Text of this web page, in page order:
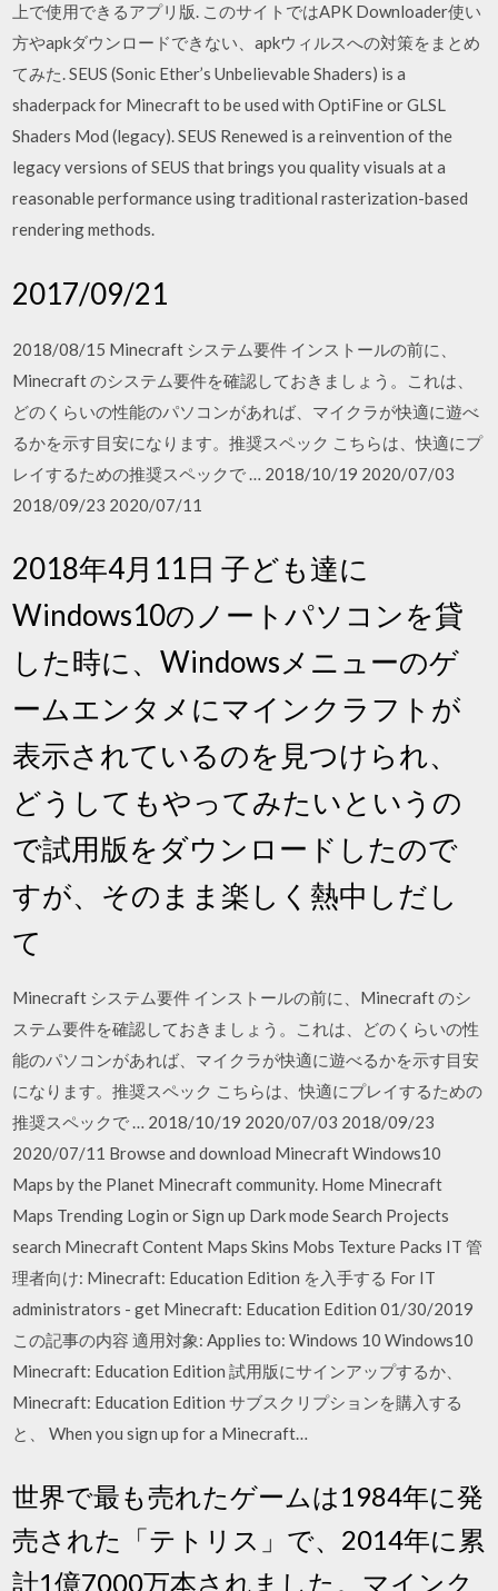
上で使用できるアプリ版. このサイトではAPK Downloader使い
方やapkダウンロードできない、apkウィルスへの対策をまとめ
てみた. SEUS (Sonic Ether’s Unbelievable Shaders) is a
shaderpack for Minecraft to be used with OptiFine or GLSL
Shaders Mod (legacy). SEUS Renewed is a reinvention of the
legacy versions of SEUS that brings you quality visuals at a
reasonable performance using traditional rasterization-based
rendering methods.
2017/09/21
2018/08/15 Minecraft システム要件 インストールの前に、
Minecraft のシステム要件を確認しておきましょう。これは、
どのくらいの性能のパソコンがあれば、マイクラが快適に遊べ
るかを示す目安になります。推奨スペック こちらは、快適にプ
レイするための推奨スペックで … 2018/10/19 2020/07/03
2018/09/23 2020/07/11
2018年4月11日 子ども達に
Windows10のノートパソコンを貸
した時に、Windowsメニューのゲ
ームエンタメにマインクラフトが
表示されているのを見つけられ、
どうしてもやってみたいというの
で試用版をダウンロードしたので
すが、そのまま楽しく熱中しだし
て
Minecraft システム要件 インストールの前に、Minecraft のシ
ステム要件を確認しておきましょう。これは、どのくらいの性
能のパソコンがあれば、マイクラが快適に遊べるかを示す目安
になります。推奨スペック こちらは、快適にプレイするための
推奨スペックで … 2018/10/19 2020/07/03 2018/09/23
2020/07/11 Browse and download Minecraft Windows10
Maps by the Planet Minecraft community. Home Minecraft
Maps Trending Login or Sign up Dark mode Search Projects
search Minecraft Content Maps Skins Mobs Texture Packs IT 管
理者向け: Minecraft: Education Edition を入手する For IT
administrators - get Minecraft: Education Edition 01/30/2019
この記事の内容 適用対象: Applies to: Windows 10 Windows10
Minecraft: Education Edition 試用版にサインアップするか、
Minecraft: Education Edition サブスクリプションを購入する
と、 When you sign up for a Minecraft…
世界で最も売れたゲームは1984年に発
売された「テトリス」で、2014年に累
計1億7000万本されました。マインク